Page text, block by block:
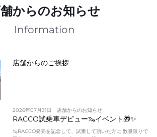
からのお知らせ
Information
店舗からのご挨拶
2026年07月31日 店舗からのお知らせ
RACCO試乗車デビュー🦦イベント🎁✨
🦦RACCO発売を記念して、試乗して頂いた方に 数量限りで